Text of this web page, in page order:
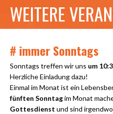
WEITERE
# immer Sonntags
Sonntags treffen wir uns um
Herzliche Einladung dazu!
Einmal im Monat ist ein
fünften Sonntagim Monat
Gottesdienst und sind